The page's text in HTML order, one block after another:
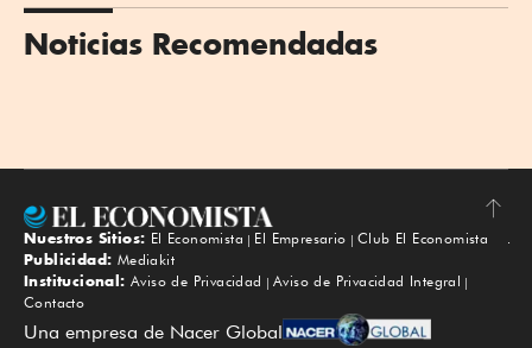
Noticias Recomendadas
Subir
Nuestros Sitios: El Economista El Empresario
Club El Economista
Publicidad: Mediakit
Institucional: Aviso de Privacidad
Aviso de Privacidad Integral
Contacto
Una empresa de Nacer Global